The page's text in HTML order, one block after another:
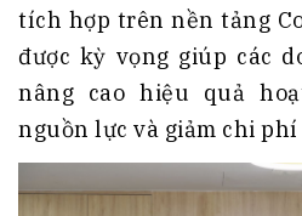
tích hợp trên nền tảng
được kỳ vọng giúp các
nâng cao hiệu quả
nguồn lực và giảm chi